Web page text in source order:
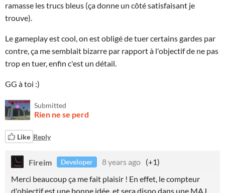
ramasse les trucs bleus (ça donne un côté satisfaisant je
trouve).
Le gameplay est cool, on est obligé de tuer certains gardes par
contre, ça me semblait bizarre par rapport à l'objectif de ne pas
trop en tuer, enfin c'est un détail.
GG à toi :)
Submitted
Rien ne se perd
Like Reply
Fireim Developer 8 years ago (+1)
Merci beaucoup ça me fait plaisir ! En effet, le compteur
d'objectif est une bonne idée, et sera dispo dans une MAJ